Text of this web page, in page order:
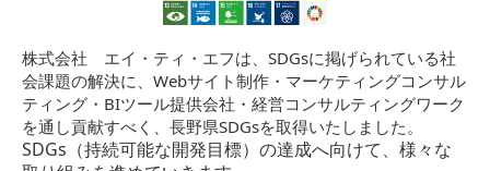
株式会社 エイ・ティ・エフは、SDGsに掲げられている社
会課題の解決に、Webサイト制作・マーケティングコンサル
ティング・BIツール提供会社・経営コンサルティングワーク
を通し貢献すべく、長野県SDGsを取得いたしました。
SDGs（持続可能な開発目標）の達成へ向けて、様々な